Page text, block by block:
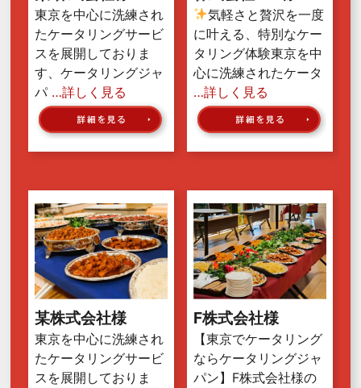
東京を中心に洗練され
たケータリングサービ
スを展開しておりま
す、ケータリングジャ
パ …詳しく見る
気軽さと贅沢を一度
に叶える、特別なケー
タリング体験東京を中
心に洗練されたケータ
…詳しく見る
某株式会社様
東京を中心に洗練され
たケータリングサービ
スを展開しておりま
F株式会社様
【東京でケータリング
ならケータリングジャ
パン】F株式会社様の